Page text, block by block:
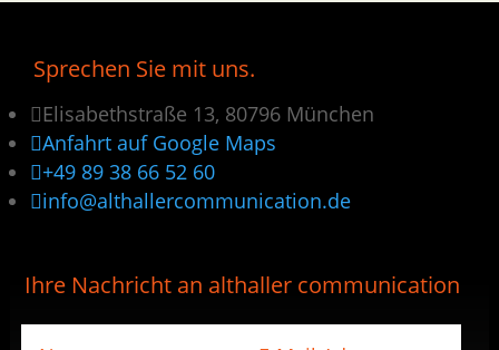
Sprechen Sie mit uns.
Elisabethstraße 13, 80796 München
Anfahrt auf Google Maps
+49 89 38 66 52 60
info@althallercommunication.de
Ihre Nachricht an althaller communication